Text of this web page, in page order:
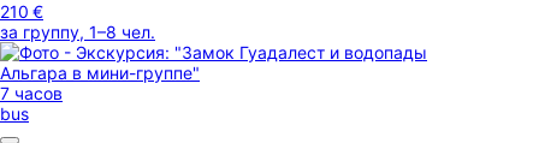
210 €
за группу, 1–8 чел.
7 часов
bus